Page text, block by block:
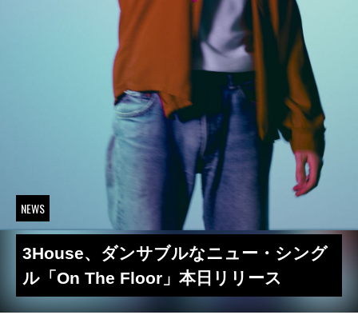
NEWS
3House、ダンサブルなニュー・シング
ル「On The Floor」本日リリース